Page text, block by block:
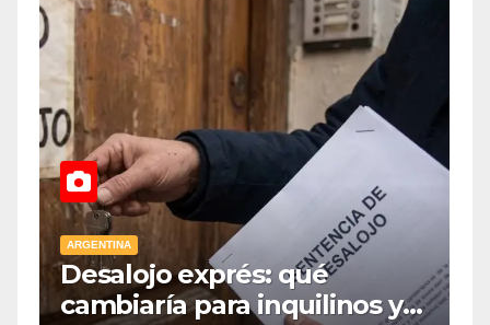
ARGENTINA
Desalojo exprés: qué
cambiaría para inquilinos y